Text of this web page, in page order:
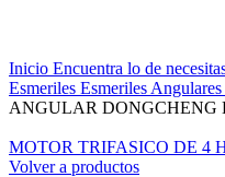
Inicio Encuentra lo de
Esmeriles Esmeriles Angulares
ANGULAR DONGCHENG
MOTOR TRIFASICO DE 4
Volver a productos